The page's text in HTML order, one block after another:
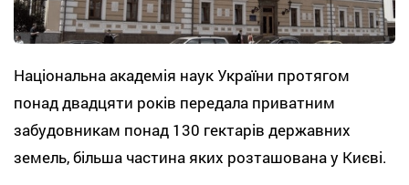
Національна академія наук України протягом
понад двадцяти років передала приватним
забудовникам понад 130 гектарів державних
земель, більша частина яких розташована у Києві.